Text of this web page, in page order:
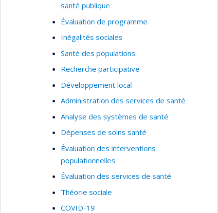
santé publique
Évaluation de programme
Inégalités sociales
Santé des populations
Recherche participative
Développement local
Administration des services de santé
Analyse des systèmes de santé
Dépenses de soins santé
Évaluation des interventions
populationnelles
Évaluation des services de santé
Théorie sociale
COVID-19